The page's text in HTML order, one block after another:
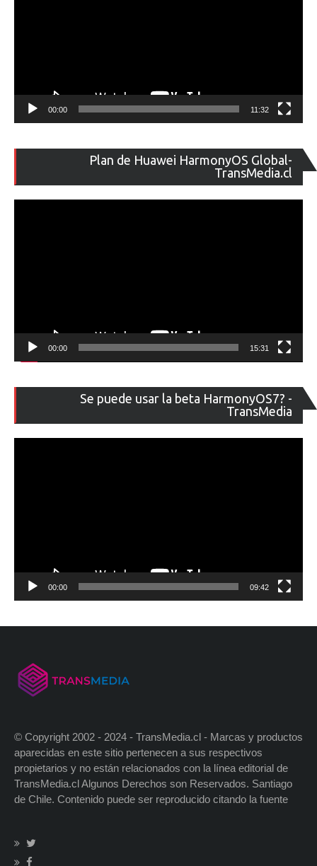
00:00 11:32
Plan de Huawei HarmonyOS Global-
TransMedia.cl
de
00:00 15:31
Se puede usar la beta HarmonyOS7? -
TransMedia
de
00:00 09:42
© Copyright 2002 - 2024 - TransMedia.cl - Marcas y productos
aparecidas en este sitio pertenecen a sus respectivos
propietarios y no están relacionados con la línea editorial de
TransMedia.cl Algunos Derechos son Reservados. Santiago
de Chile. Contenido puede ser reproducido citando la fuente